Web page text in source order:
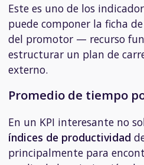
Este es uno de los
puede componer la ficha
del promotor — recurso
estructurar un plan de
externo.
Promedio de tiempo
En un KPI interesante no
índices de productividad
principalmente para